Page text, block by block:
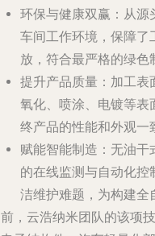
环保与健康双赢 ：从
车间工作环境，保障了
放，符合最严格的绿色
提升产品质量 ：加工
氧化、喷涂、电镀等表
终产品的性能和外观一
赋能智能制造 ：无油
的在线监测与自动化
洁维护难题，为构建全
，云浩纳米团队的该项